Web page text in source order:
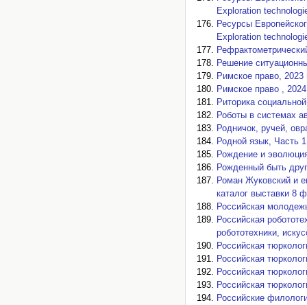
Exploration
Ресурсы
Exploration
Решение
Римское право, 2023
Римское право , 2024
Риторика
Роботы в системах
Родничок, ручей,
Родной язык, Часть
Рождение и
Рожденный быть
Роман Жуковский и
каталог выставки 8
Российская
Российская
робототехники,
Российская
Российская
Российская
Российская
Российские